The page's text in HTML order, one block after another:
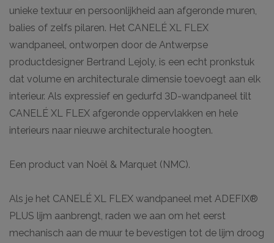
unieke textuur en persoonlijkheid aan afgeronde muren,
balies of zelfs pilaren. Het CANELÉ XL FLEX
wandpaneel, ontworpen door de Antwerpse
productdesigner Bertrand Lejoly, is een echt pronkstuk
dat volume en architecturale dimensie toevoegt aan elk
interieur. Als expressief en gedurfd 3D-wandpaneel tilt
CANELÉ XL FLEX afgeronde oppervlakken en hele
interieurs naar nieuwe architecturale hoogten.
Een product van Noël & Marquet (NMC).
Als je het CANELÉ XL FLEX wandpaneel met ADEFIX®
PLUS lijm aanbrengt, raden we aan om het eerst
mechanisch aan de muur te bevestigen tot de lijm droog